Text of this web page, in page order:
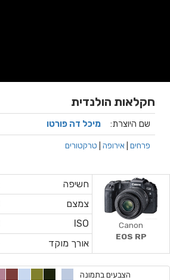
חקלאות הולנדית
שם היוצרת: מיכל דה פורטו
פרחים אירופה טרקטורים
חשיפה
צמצם
ISO
אורך מוקד
Canon
EOS RP
הצבעים בתמונה